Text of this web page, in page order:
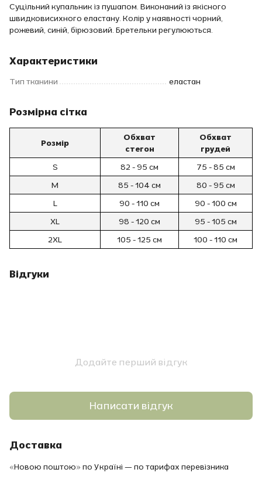
Суцільний купальник із пушапом. Виконаний із якісного
швидковисихного еластану. Колір у наявності чорний,
рожевий, синій, бірюзовий. Бретельки регулюються.
Характеристики
Тип тканини еластан
Розмірна сітка
Розмір
Обхват
стегон
Обхват
грудей
S
82 - 95 см 75 - 85 см
M
85 - 104 см 80 - 95 см
L
90 - 110 см 90 - 100 см
XL
98 - 120 см 95 - 105 см
2XL
105 - 125 см 100 - 110 см
Відгуки
Додайте перший відгук
Написати відгук
Доставка
«Новою поштою» по Україні — по тарифах перевізника